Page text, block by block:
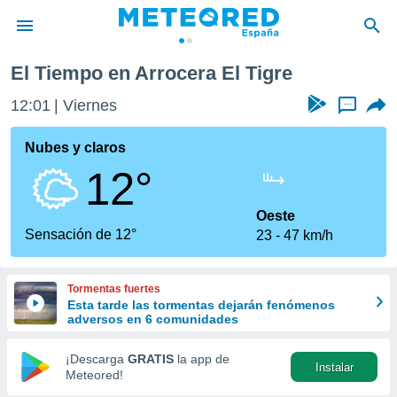
de
por
que se
calidad.
a este
las
y
forma
digital
basada
El Tiempo en Arrocera El Tigre
12:01 Viernes ...
Nubes y claros
12°
Sensación de 12°
Oeste
23
47 km/h
Tormentas fuertes
Esta tarde las tormentas dejarán fenómenos
adversos en 6 comunidades
¡Descarga GRATIS la app de
Meteored!
Instalar